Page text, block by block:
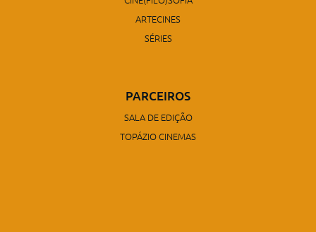
ARTECINES
SÉRIES
PARCEIROS
SALA DE EDIÇÃO
TOPÁZIO CINEMAS